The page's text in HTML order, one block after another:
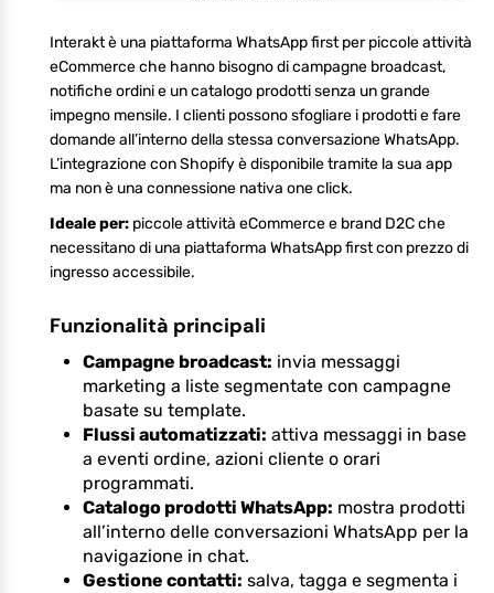
Interakt è una piattaforma WhatsApp first per piccole attività
eCommerce che hanno bisogno di campagne broadcast,
notifiche ordini e un catalogo prodotti senza un grande
impegno mensile. I clienti possono sfogliare i prodotti e fare
domande all’interno della stessa conversazione WhatsApp.
L’integrazione con Shopify è disponibile tramite la sua app
ma non è una connessione nativa one click.
Ideale per: piccole attività eCommerce e brand D2C che
necessitano di una piattaforma WhatsApp first con prezzo di
ingresso accessibile.
Funzionalità principali
Campagne broadcast: invia messaggi
marketing a liste segmentate con campagne
basate su template.
Flussi automatizzati: attiva messaggi in base
a eventi ordine, azioni cliente o orari
programmati.
Catalogo prodotti WhatsApp: mostra prodotti
all’interno delle conversazioni WhatsApp per la
navigazione in chat.
Gestione contatti: salva, tagga e segmenta i